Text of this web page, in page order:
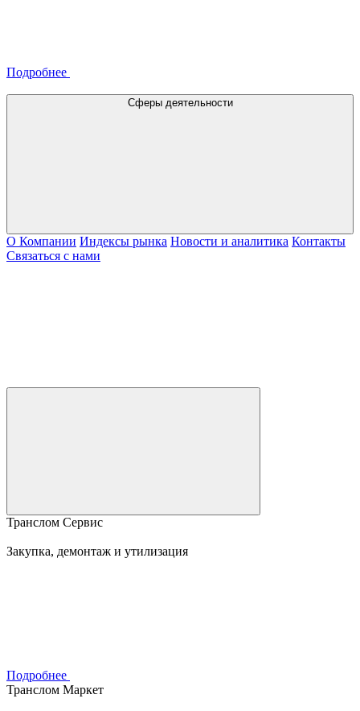
Подробнее
Сферы деятельности
О Компании Индексы рынка Новости и аналитика Контакты
Связаться с нами
Транслом Сервис
Закупка, демонтаж и утилизация
Подробнее
Транслом Маркет